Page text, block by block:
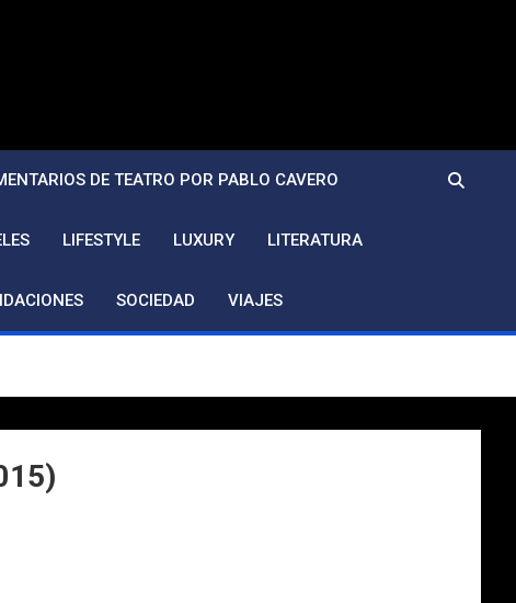
DE TEATRO POR PABLO CAVERO
LIFESTYLE LUXURY LITERATURA
SOCIEDAD VIAJES